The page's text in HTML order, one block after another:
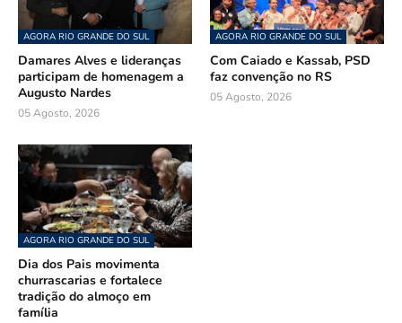
AGORA RIO GRANDE DO SUL
Damares Alves e lideranças
participam de homenagem a
Augusto Nardes
05 Agosto, 2026
AGORA RIO GRANDE DO SUL
Com Caiado e Kassab, PSD
faz convenção no RS
05 Agosto, 2026
AGORA RIO GRANDE DO SUL
Dia dos Pais movimenta
churrascarias e fortalece
tradição do almoço em
família